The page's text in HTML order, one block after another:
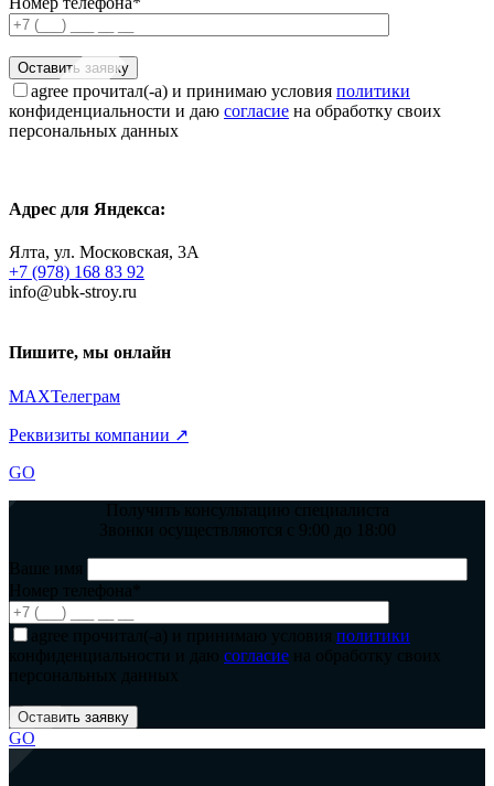
agree прочитал(-а) и принимаю условия политики
конфиденциальности и даю согласие на обработку своих
персональных данных
Адрес для Яндекса:
Ялта, ул. Московская, 3А
+7 (978) 168 83 92
info@ubk-stroy.ru
Пишите, мы онлайн
MAXТелеграм
Реквизиты компании ↗
GO
Получить консультацию специалиста
Звонки осуществляются с 9:00 до 18:00
Ваше имя
Номер телефона*
agree прочитал(-а) и принимаю условия политики
конфиденциальности и даю согласие на обработку своих
персональных данных
GO